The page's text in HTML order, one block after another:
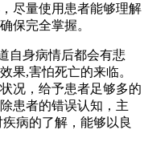
尽量使用患者能够理解
保完全掌握。
自身病情后都会有悲
果,害怕死亡的来临。
况，给予患者足够多的
患者的错误认知，主
病的了解，能够以良